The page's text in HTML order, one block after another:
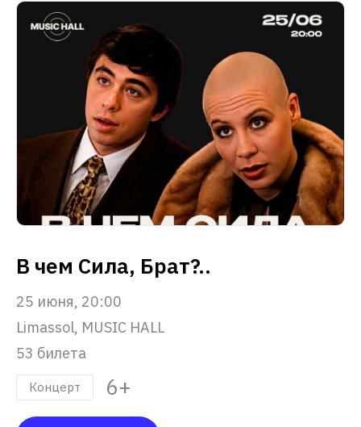
В чем Сила, Брат?..
25 июня, 20:00
Limassol, MUSIC HALL
53 билета
Концерт 6+